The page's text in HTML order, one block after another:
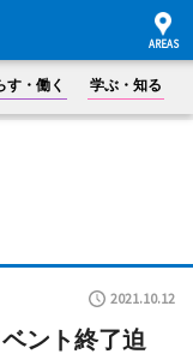
す・働く 学ぶ・知る
2021.10.12
ント終了迫